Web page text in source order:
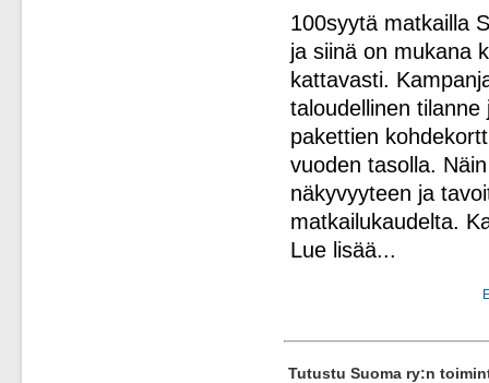
100syytä matkailla
ja siinä on mukana
kattavasti.
taloudellinen
pakettien
vuoden tasolla.
näkyvyyteen ja
matkailukaudelta.
Lue lisää...
Tutustu Suoma ry:n